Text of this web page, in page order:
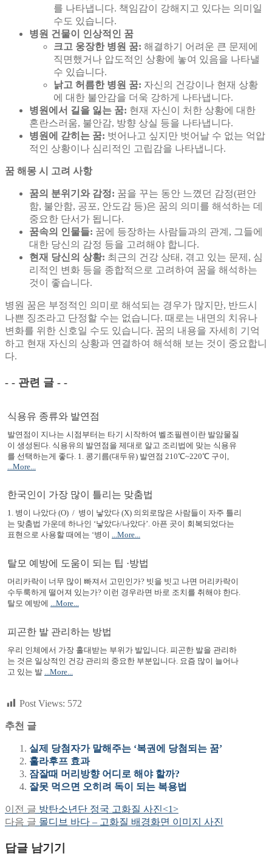
를 나타냅니다. 책임감이 강해지고 있다는 의미일
수도 있습니다.
병원 건물이 인상적인 꿈
크고 웅장한 병원 꿈: 해결하기 어려운 큰 문제에
직면했거나 압도적인 상황에 놓여 있음을 나타낼
수 있습니다.
낡고 허름한 병원 꿈: 자신의 건강이나 현재 상황
에 대한 불안감을 더욱 강하게 나타냅니다.
병원에서 길을 잃는 꿈: 현재 자신이 처한 상황에 대한
혼란스러움, 불안감, 방향 상실 등을 나타냅니다.
병원에 갇히는 꿈: 벗어나고 싶지만 벗어날 수 없는 억압
적인 상황이나 심리적인 고립감을 나타냅니다.
꿈 해몽 시 고려 사항
꿈의 분위기와 감정: 꿈을 꾸는 동안 느꼈던 감정(편안
함, 불안함, 공포, 안도감 등)은 꿈의 의미를 해석하는 데
중요한 단서가 됩니다.
꿈속의 인물들: 꿈에 등장하는 사람들과의 관계, 그들에
대한 당신의 감정 등을 고려해야 합니다.
현재 당신의 상황: 최근의 건강 상태, 겪고 있는 문제, 심
리적인 변화 등을 종합적으로 고려하여 꿈을 해석하는
것이 좋습니다.
병원 꿈은 부정적인 의미로 해석되는 경우가 많지만, 반드시
나쁜 징조라고 단정할 수는 없습니다. 때로는 내면의 치유나
변화를 위한 신호일 수도 있습니다. 꿈의 내용을 자세히 기억
하고 현재 자신의 상황과 연결하여 해석해 보는 것이 중요합니
다.
- - 관련 글 - -
식용유 종류와 발연점
발연점이 지나는 시점부터는 타기 시작하여 벨조필렌이란 발암물질
이 생성된다. 식용유의 발연점을 제대로 알고 조리법에 맞는 식용유
를 선택하는게 좋다. 1. 콩기름(대두유) 발연점 210℃~220℃ 구이,
...More...
한국인이 가장 많이 틀리는 맞춤법
1. 병이 나았다 (O) / 병이 낳았다 (X) 의외로많은 사람들이 자주 틀리
는 맞춤법 가운데 하나인 ‘낳았다/나았다’. 아픈 곳이 회복되었다는
표현으로 사용할 때에는 ‘병이
...More...
탈모 예방에 도움이 되는 팁 ·방법
머리카락이 너무 많이 빠져서 고민인가? 빗을 빗고 나면 머리카락이
수두룩하게 떨어져 있는가? 이런 경우라면 바로 조치를 취해야 한다.
탈모 예방에
...More...
피곤한 발 관리하는 방법
우리 인체에서 가장 홀대받는 부위가 발입니다. 피곤한 발을 관리하
는 것은 일상적인 건강 관리의 중요한 부분입니다. 요즘 많이 늘어나
고 있는 발
...More...
Post Views: 572
추천 글
실제 당첨자가 말해주는 ‘복권에 당첨되는 꿈’
훌라후프 효과
잠잘때 머리방향 어디로 해야 할까?
잘못 먹으면 오히려 독이 되는 복용법
글
탐
색
이전 글 Previous
post:
방탄소년단 정국 고화질 사진<1>
다음 글 Next
몰디브 바다 – 고화질 배경화면 이미지 사진
답글 남기기